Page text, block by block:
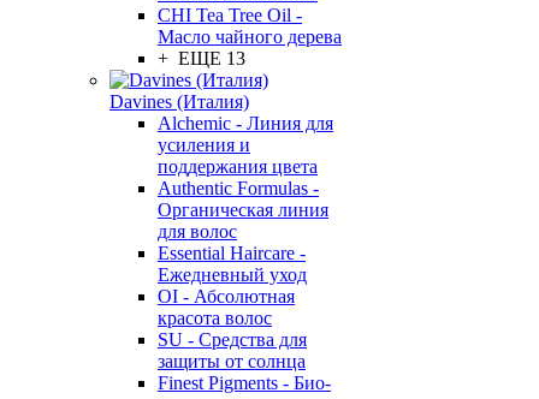
CHI Tea Tree Oil -
Масло чайного дерева
+ ЕЩЕ 13
Davines (Италия)
Alchemic - Линия для
усиления и
поддержания цвета
Authentic Formulas -
Органическая линия
для волос
Essential Haircare -
Eжедневный уход
OI - Абсолютная
красота волос
SU - Средства для
защиты от солнца
Finest Pigments - Био-